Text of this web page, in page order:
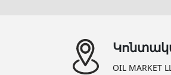
OIL MARKET